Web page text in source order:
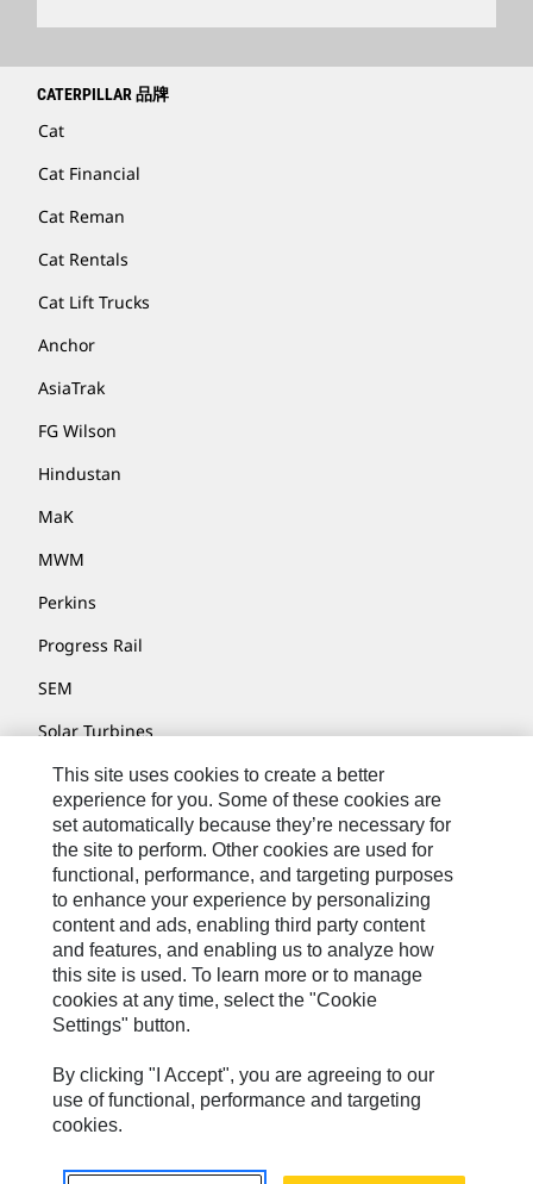
CATERPILLAR 品牌
Cat
Cat Financial
Cat Reman
Cat Rentals
Cat Lift Trucks
Anchor
AsiaTrak
FG Wilson
Hindustan
MaK
MWM
Perkins
Progress Rail
SEM
Solar Turbines
SPM Oil & Gas
Turner Powertrain Systems
联系我们
网站地图
Cookie Settings
法律声明
隐私条款
Cat.com
This site uses cookies to create a better
experience for you. Some of these cookies are
set automatically because they’re necessary for
the site to perform. Other cookies are used for
functional, performance, and targeting purposes
to enhance your experience by personalizing
content and ads, enabling third party content
and features, and enabling us to analyze how
this site is used. To learn more or to manage
cookies at any time, select the "Cookie
Settings" button.
By clicking "I Accept", you are agreeing to our
use of functional, performance and targeting
cookies.